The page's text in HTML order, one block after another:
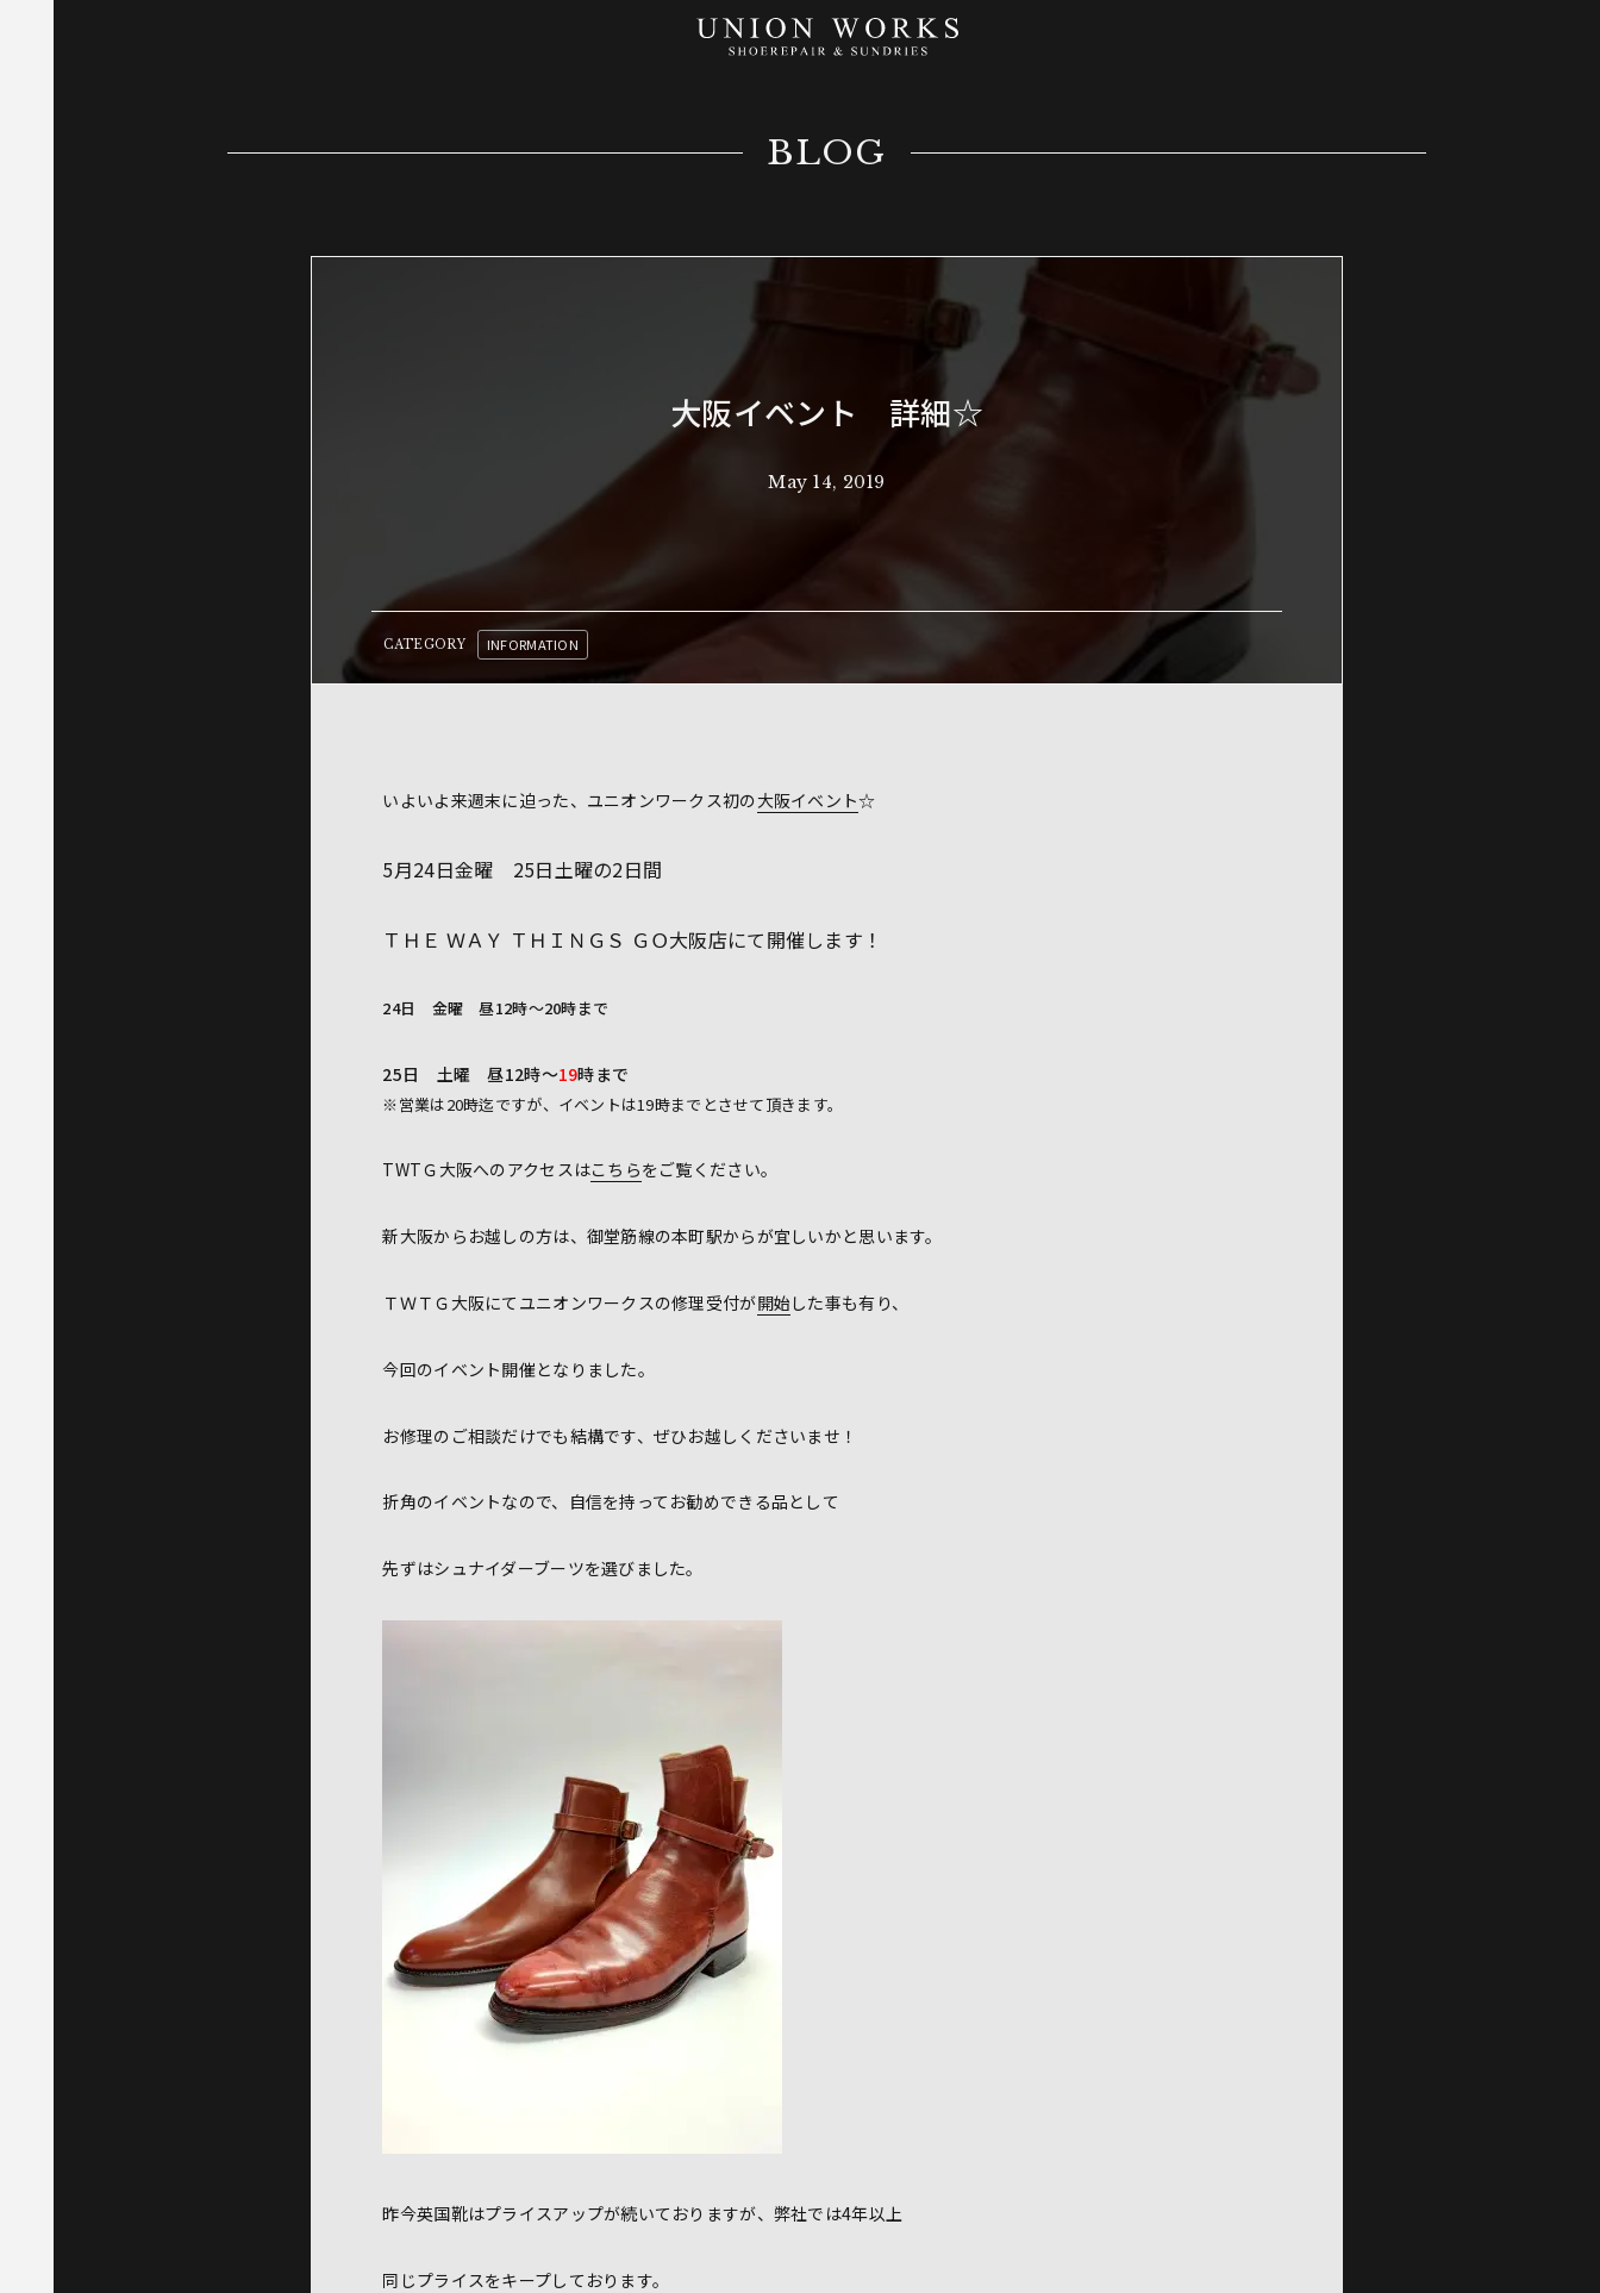
BLOG
大阪イベント 詳細☆
May 14, 2019
CATEGORY INFORMATION
いよいよ来週末に迫った、ユニオンワークス初の大阪イベント☆
5月24日金曜 25日土曜の2日間
ＴＨＥ ＷＡＹ ＴＨＩＮＧＳ ＧＯ大阪店にて開催します！
24日 金曜 昼12時～20時まで
25日 土曜 昼12時～19時まで
※ 営業は20時迄ですが、イベントは19時までとさせて頂きます。
TWTＧ大阪へのアクセスはこちらをご覧ください。
新大阪からお越しの方は、御堂筋線の本町駅からが宜しいかと思います。
ＴＷＴＧ大阪にてユニオンワークスの修理受付が開始 した事も有り、
今回のイベント開催となりました。
お修理のご相談だけでも結構です、ぜひお越しくださいませ！
折角のイベントなので、自信を持ってお勧めできる品として
先ずはシュナイダーブーツを選びました。
昨今英国靴はプライスアップが続いておりますが、弊社では4年以上
同じプライスをキープしております。